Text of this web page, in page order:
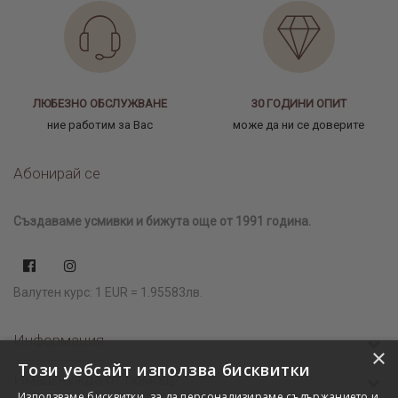
ЛЮБЕЗНО ОБСЛУЖВАНЕ
ние работим за Вас
30 ГОДИНИ ОПИТ
може да ни се доверите
Абонирай се
Създаваме усмивки и бижута още от 1991 година.
Валутен курс: 1 EUR = 1.95583лв.
Информация
Имаш нужда от помощ?
×
Този уебсайт използва бисквитки